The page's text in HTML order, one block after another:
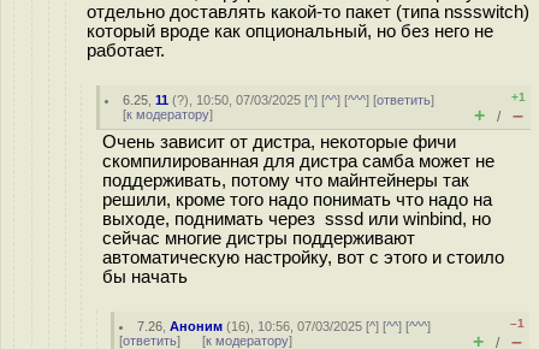
отдельно доставлять какой-то пакет (типа nssswitch)
который вроде как опциональный, но без него не
работает.
6.25 ,11 (?), 10:50, 07/03/2025 [^] [^^] [^^^] [ответить]
[к модератору]
+1
+ / –
Очень зависит от дистра, некоторые фичи
скомпилированная для дистра самба может не
поддерживать, потому что майнтейнеры так
решили, кроме того надо понимать что надо на
выходе, поднимать через sssd или winbind, но
сейчас многие дистры поддерживают
автоматическую настройку, вот с этого и стоило
бы начать
7.26 ,Аноним (16), 10:56, 07/03/2025 [^] [^^] [^^^]
[ответить] [к модератору]
–1
+ / –